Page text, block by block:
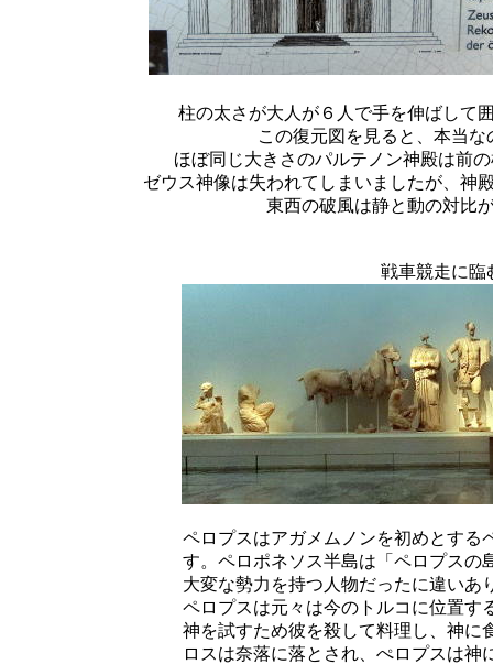
柱の太さが大人が６人で手を伸ばして
この復元図を見ると、本当
ほぼ同じ大きさのパルテノン神殿は前
ゼウス神像は失われてしまいましたが、神
東西の破風は静と動の対比
戦車競走に臨
ペロプスはアガメムノンを初めとする
す。ペロポネソス半島は「ペロプスの
大変な勢力を持つ人物だったに違いあ
ペロプスは元々は今のトルコに位置す
神を試すため彼を殺して料理し、神に
ロスは奈落に落とされ、ぺロプスは